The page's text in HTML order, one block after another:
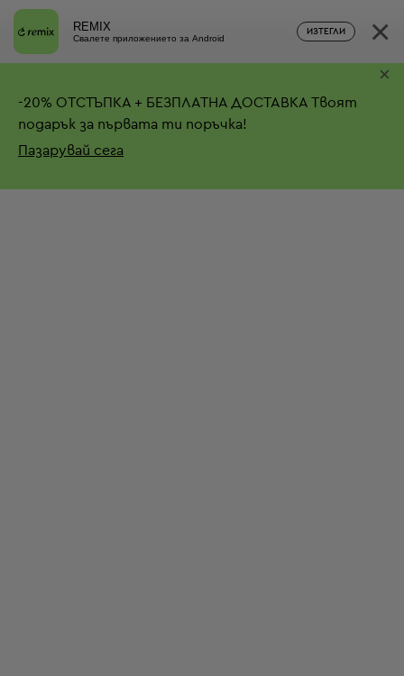
REMIX
Свалете приложението за Android
ИЗТЕГЛИ ×
-20% ОТСТЪПКА + БЕЗПЛАТНА ДОСТАВКА Твоят
подарък за първата ти поръчка!
Пазарувай сега
×